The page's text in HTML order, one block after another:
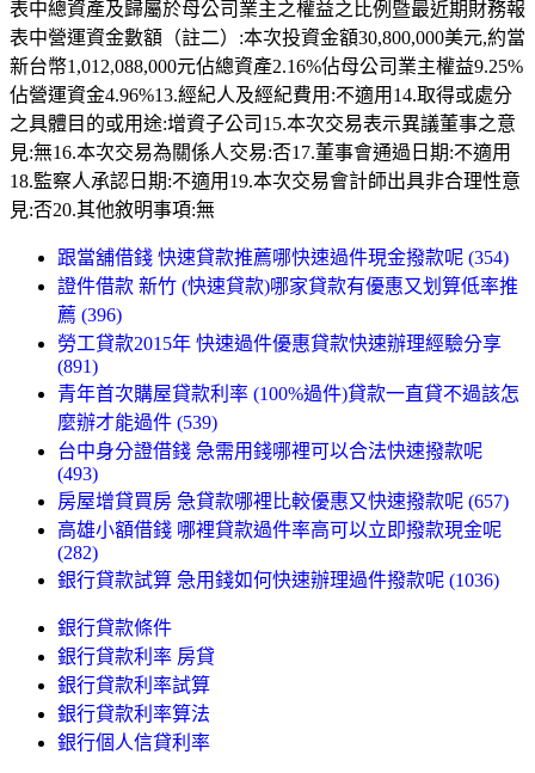
表中總資產及歸屬於母公司業主之權益之比例暨最近期財務報
表中營運資金數額（註二）:本次投資金額30,800,000美元,約當
新台幣1,012,088,000元佔總資產2.16%佔母公司業主權益9.25%
佔營運資金4.96%13.經紀人及經紀費用:不適用14.取得或處分
之具體目的或用途:增資子公司15.本次交易表示異議董事之意
見:無16.本次交易為關係人交易:否17.董事會通過日期:不適用
18.監察人承認日期:不適用19.本次交易會計師出具非合理性意
見:否20.其他敘明事項:無
跟當舖借錢 快速貸款推薦哪快速過件現金撥款呢 (354)
證件借款 新竹 (快速貸款)哪家貸款有優惠又划算低率推
薦 (396)
勞工貸款2015年 快速過件優惠貸款快速辦理經驗分享
(891)
青年首次購屋貸款利率 (100%過件)貸款一直貸不過該怎
麼辦才能過件 (539)
台中身分證借錢 急需用錢哪裡可以合法快速撥款呢
(493)
房屋增貸買房 急貸款哪裡比較優惠又快速撥款呢 (657)
高雄小額借錢 哪裡貸款過件率高可以立即撥款現金呢
(282)
銀行貸款試算 急用錢如何快速辦理過件撥款呢 (1036)
銀行貸款條件
銀行貸款利率 房貸
銀行貸款利率試算
銀行貸款利率算法
銀行個人信貸利率